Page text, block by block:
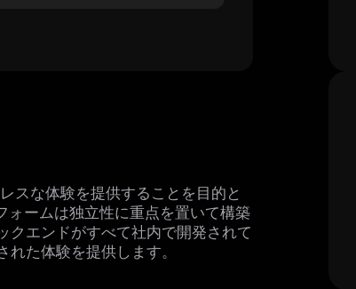
スな体験を提供することを目的と
ームは独立性に重点を置いて構築
クエンドがすべて社内で開発されて
た体験を提供します。